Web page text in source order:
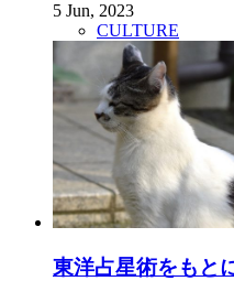
5 Jun, 2023
CULTURE
東洋占星術をもと